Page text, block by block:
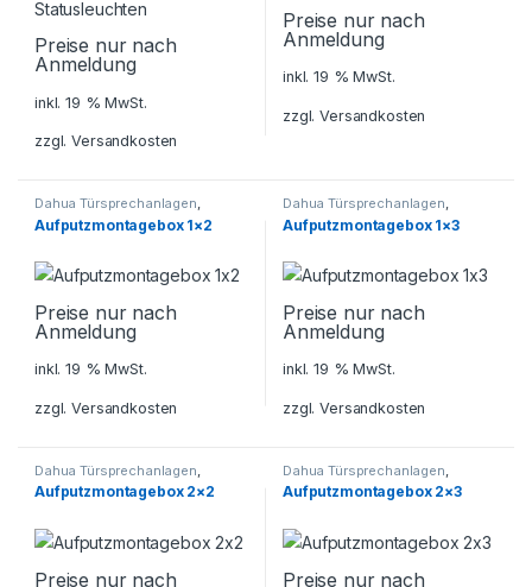
Preise nur nach
Anmeldung
inkl. 19 % MwSt.
zzgl.Versandkosten
Preise nur nach
Anmeldung
inkl. 19 % MwSt.
zzgl.Versandkosten
Dahua Türsprechanlagen,
Sicherheitstechnik ,
Türsprechanlagen
Aufputzmontagebox 1×2
Preise nur nach
Anmeldung
inkl. 19 % MwSt.
zzgl.Versandkosten
Dahua Türsprechanlagen,
Sicherheitstechnik ,
Türsprechanlagen
Aufputzmontagebox 1×3
Preise nur nach
Anmeldung
inkl. 19 % MwSt.
zzgl.Versandkosten
Dahua Türsprechanlagen
Sicherheitstechnik ,
Türsprechanlagen
Aufputzmontagebox 2×2
Preise nur nach
Dahua Türsprechanlagen
Sicherheitstechnik ,
Türsprechanlagen
Aufputzmontagebox 2×3
Preise nur nach